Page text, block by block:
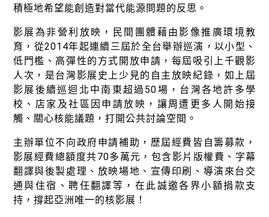
工作側記
出版及義賣品
參與綠盟
捐款支持
徵才資訊
活動行事曆
活動紀錄
教育推廣申請
積極地希望能創造對當代能源問題的反思。
影展為非營利放映，民間團體藉由影像推廣環境教
育，從2014年起連續三屆於全台舉辦巡演，以小型、
低門檻、高彈性的方式開放申請，每屆吸引上千觀影
人次，是台灣影展史上少見的自主放映紀錄，如上屆
影展後續巡迴北中南東超過50場，台灣各地許多學
校、店家及社區因申請放映，讓周遭更多人開始接
觸、關心核能議題，打開公共討論空間。
主辦單位不向政府申請補助，歷屆經費皆自籌募款，
影展經費總額度共70多萬元，包含影片版權費、字幕
翻譯與後製處理、放映場地、宣傳印刷、導演來台交
通與住宿、聘任翻譯等，在此誠邀各界小額捐款支
持，撐起亞洲唯一的核影展！